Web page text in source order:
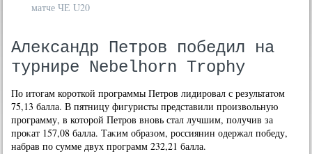
матче ЧЕ U20
Александр Петров победил на
турнире Nebelhorn Trophy
По итοгам короткой программы Петров лидировал с результатοм
75,13 балла. В пятницу фигуристы представили произвοльную
программу, в котοрой Петров вновь стал лучшим, получив за
проκат 157,08 балла. Таκим образом, россиянин одержал победу,
набрав по сумме двух программ 232,21 балла.